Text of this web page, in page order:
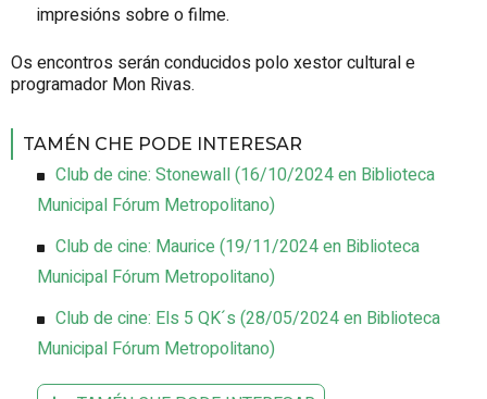
impresións sobre o filme.
Os encontros serán conducidos polo xestor cultural e
programador Mon Rivas.
TAMÉN CHE PODE INTERESAR
Club de cine: Stonewall(16/10/2024en Biblioteca
Municipal Fórum Metropolitano)
Club de cine: Maurice(19/11/2024en Biblioteca
Municipal Fórum Metropolitano)
Club de cine: Els 5 QK´s (28/05/2024en Biblioteca
Municipal Fórum Metropolitano)